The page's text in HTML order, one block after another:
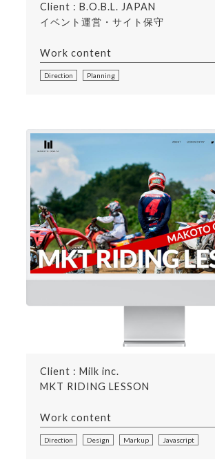
Client : B.O.B.L. JAPAN
イベント運営・サイト保守
Work content
Direction Planning
Client : Milk inc.
MKT RIDING LESSON
Work content
Direction Design Markup Javascript